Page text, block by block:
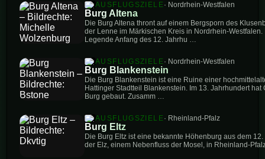
AUSFLUGSZIELE · Nordrhein-Westfalen
Burg Altena
Die Burg Altena thront auf einem Bergsporn des
der Lenne im Märkischen Kreis in Nordrhein-
Legende Anfang des 12. Jahrhu …
AUSFLUGSZIELE · Nordrhein-Westfalen
Burg Blankenstein
Die Burg Blankenstein ist eine Ruine einer
Hattinger Stadtteil Blankenstein. Im 13. Jahrhundert hat
Burg gebaut. Zusamm …
AUSFLUGSZIELE · Rheinland-Pfalz
Burg Eltz
Die Burg Eltz ist eine bekannte Höhenburg aus dem
der Elz, einem Nebenfluss der Mosel, in Rheinland-